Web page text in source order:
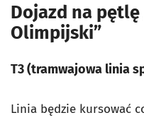
Dojazd na
Olimpijski”
T3(tramwajowa linia
Linia będzie kursować